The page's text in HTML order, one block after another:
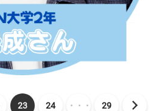
23 24 ・・・ 29